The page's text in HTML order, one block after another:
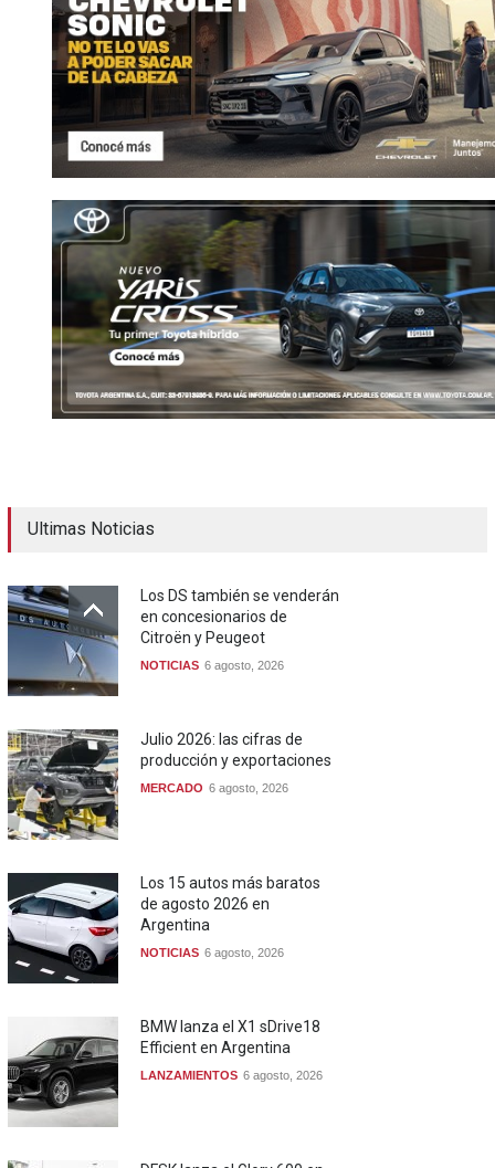
Ultimas Noticias
Los DS también se venderán
en concesionarios de
Citroën y Peugeot
NOTICIAS 6 agosto, 2026
Julio 2026: las cifras de
producción y exportaciones
MERCADO 6 agosto, 2026
Los 15 autos más baratos
de agosto 2026 en
Argentina
NOTICIAS 6 agosto, 2026
BMW lanza el X1 sDrive18
Efficient en Argentina
LANZAMIENTOS 6 agosto, 2026